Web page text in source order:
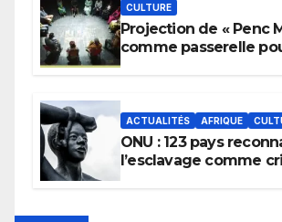
CULTURE
Projection de « Penc
comme passerelle
ACTUALITÉS AFRIQUE
ONU : 123 pays
l’esclavage comme